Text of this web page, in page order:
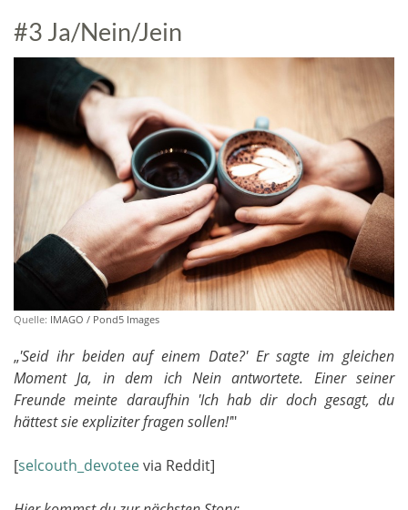
#3 Ja/Nein/Jein
Quelle: IMAGO / Pond5 Images
„'Seid ihr beiden auf einem Date?' Er sagte im gleichen
Moment Ja, in dem ich Nein antwortete. Einer seiner
Freunde meinte daraufhin 'Ich hab dir doch gesagt, du
hättest sie expliziter fragen sollen!'"
[selcouth_devoteevia Reddit]